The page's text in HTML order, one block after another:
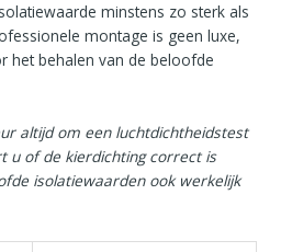
minstens zo sterk als
montage is geen luxe,
het behalen van de beloofde
altijd om een luchtdichtheidstest
u of de kierdichting correct is
isolatiewaarden ook werkelijk